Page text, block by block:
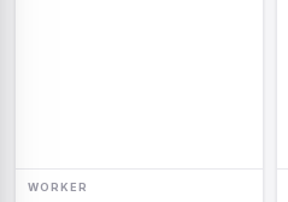
WORKER